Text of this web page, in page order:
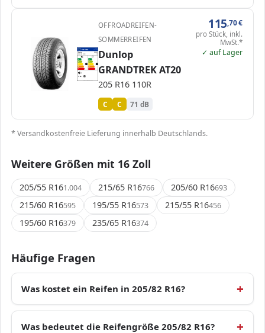
ENERG 2487833
Dunlop
335603
205 R16 110R
C1
A
B
C C
D
E
A
B
C C
D
E
71 dB
OFFROADREIFEN-
SOMMERREIFEN
Dunlop
GRANDTREK AT20
205 R16 110R
C C 71 dB
115,70€
pro Stück, inkl.
MwSt.*
✓ auf Lager
* Versandkostenfreie Lieferung innerhalb Deutschlands.
Weitere Größen mit 16 Zoll
205/55 R161.004 215/65 R16766 205/60 R16693
215/60 R16595 195/55 R16573 215/55 R16456
195/60 R16379 235/65 R16374
Häufige Fragen
Was kostet ein Reifen in 205/82 R16?
Was bedeutet die Reifengröße 205/82 R16?